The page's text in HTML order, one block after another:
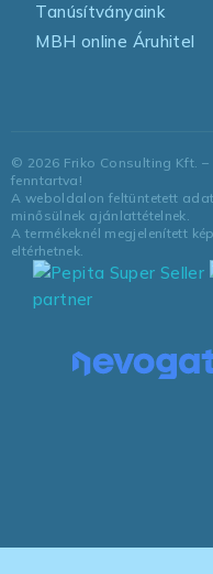
Tanúsítványaink
MBH online Áruhitel
© 2026 Friko Consulting Kft.
fenntartva!
A weboldalon feltüntetett
minősülnek ajánlattételnek.
A termékeknél megjelenített
eltérhetnek.
partner